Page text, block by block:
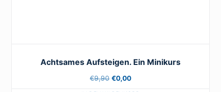
Achtsames Aufsteigen. Ein Minikurs
€9,90 Ursprünglicher
€0,00Aktueller